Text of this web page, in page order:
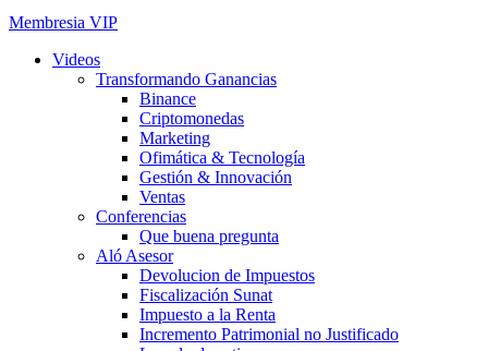
Membresia VIP
Videos
Transformando Ganancias
Binance
Criptomonedas
Marketing
Ofimática & Tecnología
Gestión & Innovación
Ventas
Conferencias
Que buena pregunta
Aló Asesor
Devolucion de Impuestos
Fiscalización Sunat
Impuesto a la Renta
Incremento Patrimonial no Justificado